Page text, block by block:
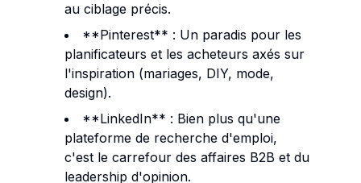
au ciblage précis.
**Pinterest** : Un paradis pour les
planificateurs et les acheteurs axés sur
l'inspiration (mariages, DIY, mode,
design).
**LinkedIn** : Bien plus qu'une
plateforme de recherche d'emploi,
c'est le carrefour des affaires B2B et du
leadership d'opinion.